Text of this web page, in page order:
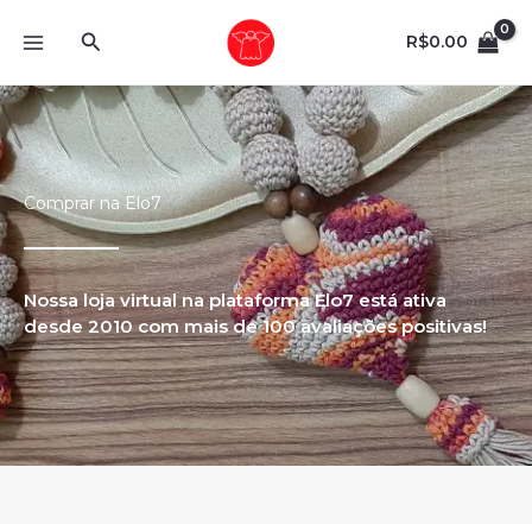
para
conteúdo
Pesquisar R$0.00
Comprar na Elo7
Nossa loja virtual na plataforma Elo7 está ativa
desde 2010 com mais de 100 avaliações positivas!